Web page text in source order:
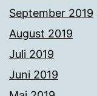
September 2019
August 2019
Juli 2019
Juni 2019